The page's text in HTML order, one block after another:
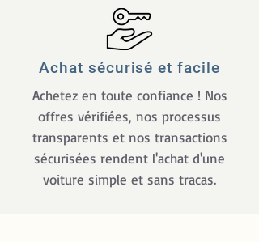
Achat sécurisé et facile
Achetez en toute confiance ! Nos
offres vérifiées, nos processus
transparents et nos transactions
sécurisées rendent l'achat d'une
voiture simple et sans tracas.